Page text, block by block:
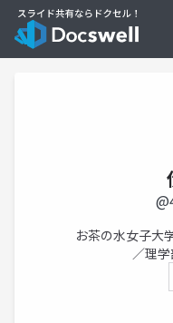
お茶の水女子大
／理